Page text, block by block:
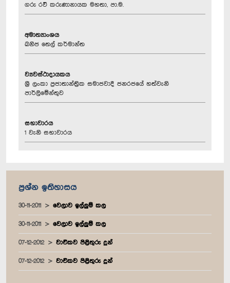
ගරු රවී කරුණානායක මහතා, පා.ම.
අමාත්‍යාංශය
ඛනිජ තෙල් කර්මාන්ත
ව්‍යවස්ථාදායකය
ශ්‍රී ලංකා ප්‍රජාතාන්ත්‍රික සමාජවාදී ජනරජයේ හත්වැනි
පාර්ලිමේන්තුව
සභාවාරය
1 වැනි සභාවාරය
ප්‍රශ්න ඉතිහාසය
30-11-2011 වෙලාව ඉල්ලුම් කල
30-11-2011 වෙලාව ඉල්ලුම් කල
07-12-2012 වාචිකව පිළිතුරු දුන්
07-12-2012 වාචිකව පිළිතුරු දුන්